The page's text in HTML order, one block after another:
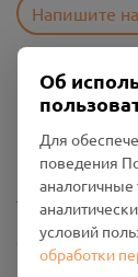
Напишите
Промо-
Настройки
Общество с
Проект Помним»
Об
Для
поведения
аналогичные
условий
обработки